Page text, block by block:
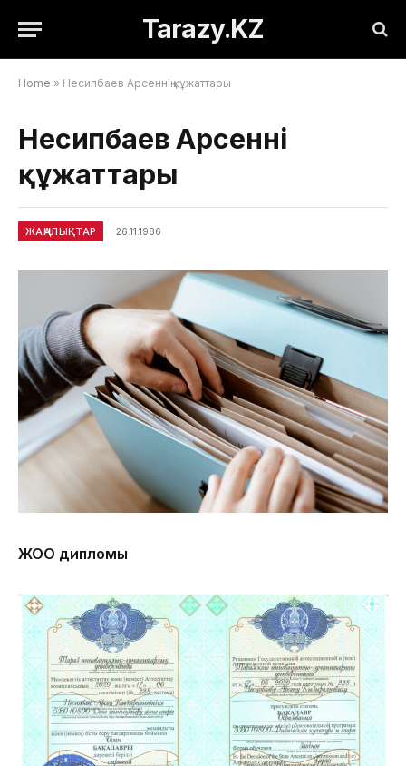
Tarazy.KZ
Home » Несипбаев Арсеннің құжаттары
Несипбаев Арсеннің
құжаттары
ЖАҢАЛЫҚТАР 26.11.1986
ЖОО дипломы